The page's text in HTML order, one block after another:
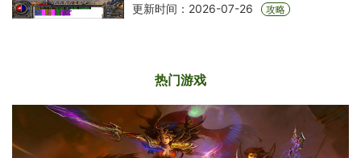
更新时间：2026-07-26 攻略
热门游戏